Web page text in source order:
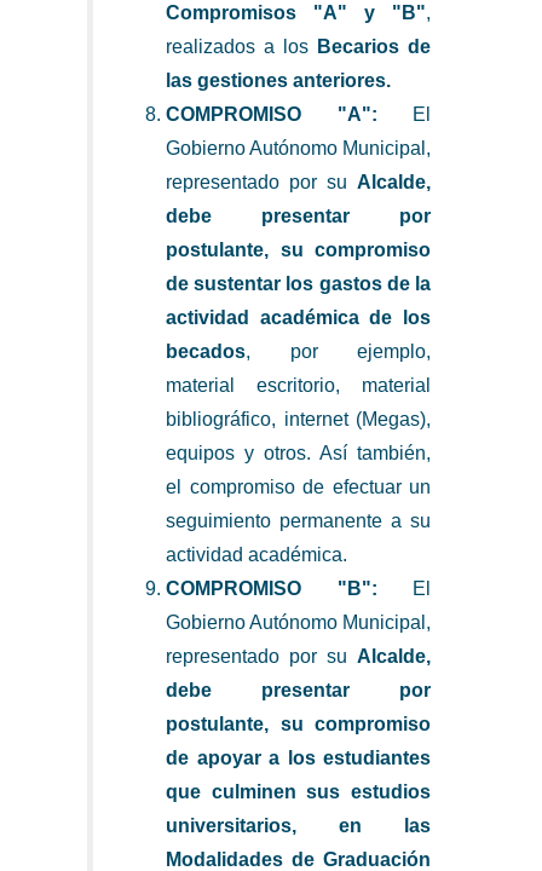
Compromisos "A" y "B",
realizados a los Becarios de
las gestiones anteriores.
COMPROMISO "A": El
Gobierno Autónomo Municipal,
representado por su Alcalde,
debe presentar por
postulante, su compromiso
de sustentar los gastos de la
actividad académica de los
becados, por ejemplo,
material escritorio, material
bibliográfico, internet (Megas),
equipos y otros. Así también,
el compromiso de efectuar un
seguimiento permanente a su
actividad académica.
COMPROMISO "B": El
Gobierno Autónomo Municipal,
representado por su Alcalde,
debe presentar por
postulante, su compromiso
de apoyar a los estudiantes
que culminen sus estudios
universitarios, en las
Modalidades de Graduación